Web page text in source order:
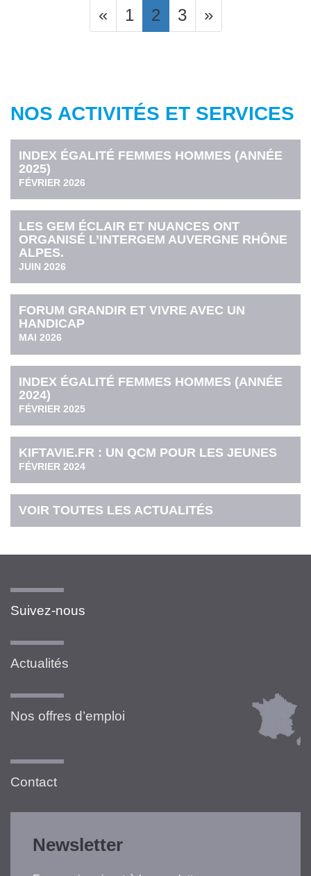
« 1 2 3 »
NOS ACTIVITÉS ET SERVICES
INDEX ÉGALITÉ FEMMES HOMMES (ANNÉE
2025)
FÉVRIER 2026
LES GEM ÉCLAIR ET NUANCES ONT
ORGANISÉ L’INTERGEM AUVERGNE RHÔNE
ALPES.
JUIN 2026
FORUM GRANDIR ET VIVRE AVEC UN
HANDICAP
MAI 2026
INDEX ÉGALITÉ FEMMES HOMMES (ANNÉE
2024)
FÉVRIER 2025
KIFTAVIE.FR : UN QCM POUR LES JEUNES
FÉVRIER 2024
VOIR TOUTES LES ACTUALITÉS
Suivez-nous
Actualités
Nos offres d’emploi
Contact
Newsletter